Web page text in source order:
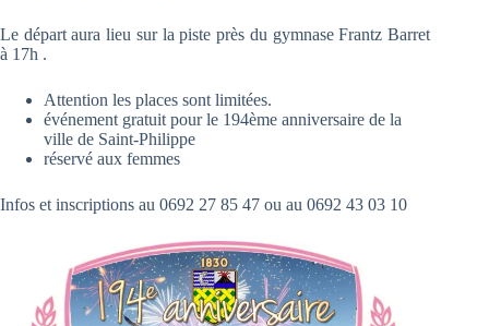
Le départ aura lieu sur la piste près du gymnase Frantz Barret
à 17h .
Attention les places sont limitées.
événement gratuit pour le 194ème anniversaire de la
ville de Saint-Philippe
réservé aux femmes
Infos et inscriptions au 0692 27 85 47 ou au 0692 43 03 10